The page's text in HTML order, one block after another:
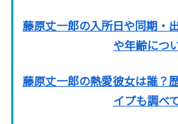
藤原丈一郎の入所日や同期・
や年齢につ
藤原丈一郎の熱愛彼女は誰？
イプも調べ